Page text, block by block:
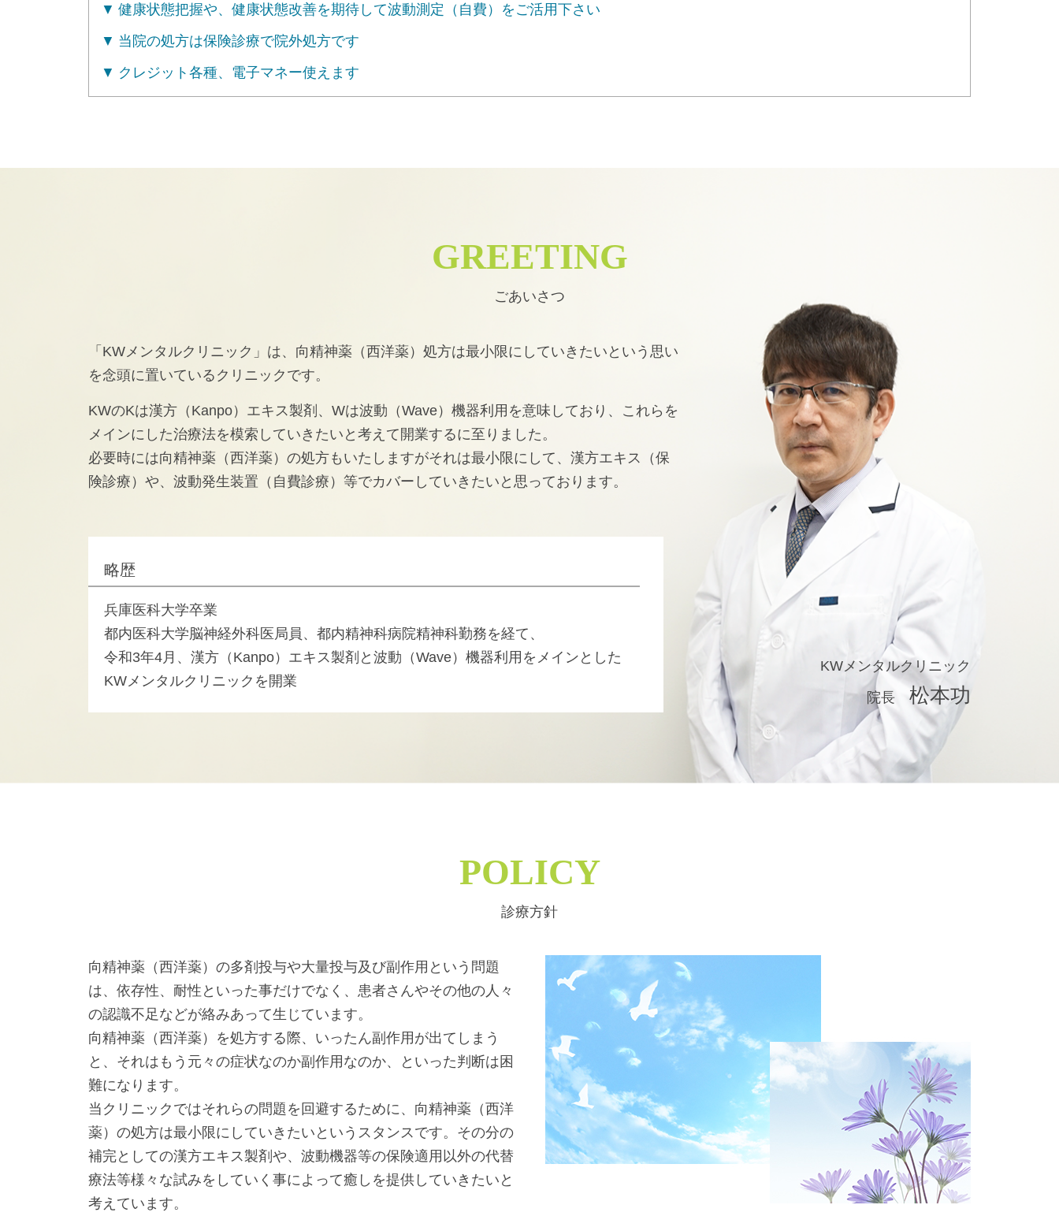
健康状態把握や、健康状態改善を期待して波動測定（自費）をご活用下さい
当院の処方は保険診療で院外処方です
クレジット各種、電子マネー使えます
GREETING
ごあいさつ
「KWメンタルクリニック」は、向精神薬（西洋薬）処方は最小限にしていきたいという思い
を念頭に置いているクリニックです。
KWのKは漢方（Kanpo）エキス製剤、Wは波動（Wave）機器利用を意味しており、これらを
メインにした治療法を模索していきたいと考えて開業するに至りました。
必要時には向精神薬（西洋薬）の処方もいたしますがそれは最小限にして、漢方エキス（保
険診療）や、波動発生装置（自費診療）等でカバーしていきたいと思っております。
略歴
兵庫医科大学卒業
都内医科大学脳神経外科医局員、都内精神科病院精神科勤務を経て、
令和3年4月、漢方（Kanpo）エキス製剤と波動（Wave）機器利用をメインとした
KWメンタルクリニックを開業
KWメンタルクリニック
院長 松本功
POLICY
診療方針
向精神薬（西洋薬）の多剤投与や大量投与及び副作用という問題
は、依存性、耐性といった事だけでなく、患者さんやその他の人々
の認識不足などが絡みあって生じています。
向精神薬（西洋薬）を処方する際、いったん副作用が出てしまう
と、それはもう元々の症状なのか副作用なのか、といった判断は困
難になります。
当クリニックではそれらの問題を回避するために、向精神薬（西洋
薬）の処方は最小限にしていきたいというスタンスです。その分の
補完としての漢方エキス製剤や、波動機器等の保険適用以外の代替
療法等様々な試みをしていく事によって癒しを提供していきたいと
考えています。